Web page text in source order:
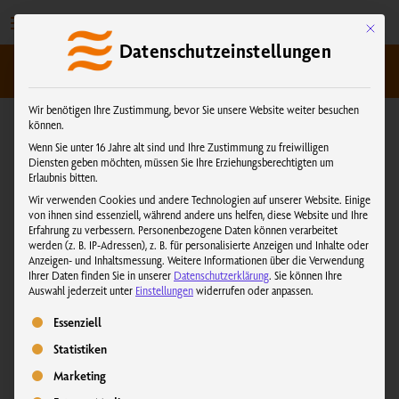
Inhalt
springen
kundenservice@physiotherm.com
Mit
Datenschutzeinstellungen
Wir benötigen Ihre Zustimmung, bevor Sie unsere Website weiter besuchen
können.
Wenn Sie unter 16 Jahre alt sind und Ihre Zustimmung zu freiwilligen
Diensten geben möchten, müssen Sie Ihre Erziehungsberechtigten um
Erlaubnis bitten.
Wir verwenden Cookies und andere Technologien auf unserer Website. Einige
von ihnen sind essenziell, während andere uns helfen, diese Website und Ihre
Erfahrung zu verbessern. Personenbezogene Daten können verarbeitet
werden (z. B. IP-Adressen), z. B. für personalisierte Anzeigen und Inhalte oder
Anzeigen- und Inhaltsmessung. Weitere Informationen über die Verwendung
Ihrer Daten finden Sie in unserer Datenschutzerklärung. Sie können Ihre
Auswahl jederzeit unter Einstellungenwiderrufen oder anpassen.
Es folgt eine Liste der Service-Gruppen, für die eine Einwilligung erteilt
Essenziell
Statistiken
Marketing